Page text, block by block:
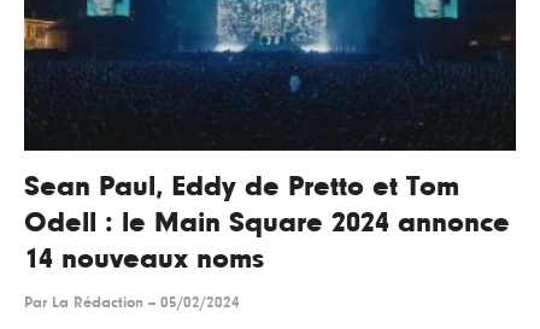
Sean Paul, Eddy de Pretto et Tom
Odell : le Main Square 2024 annonce
14 nouveaux noms
Par La Rédaction -- 05/02/2024